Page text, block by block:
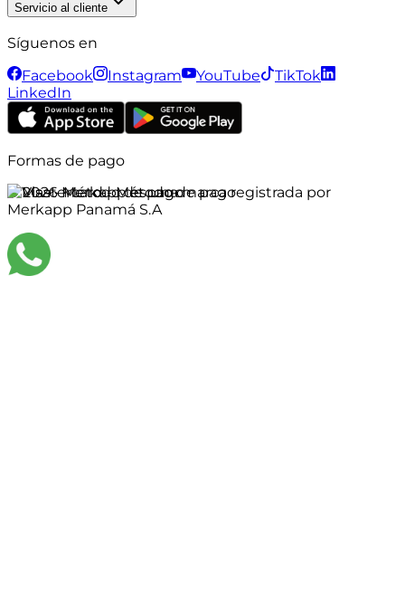
Servicio al cliente
Síguenos en
Facebook
Instagram YouTube
TikTok
LinkedIn
Formas de pago
©2026Merkapp es una marca registrada por
Merkapp Panamá S.A